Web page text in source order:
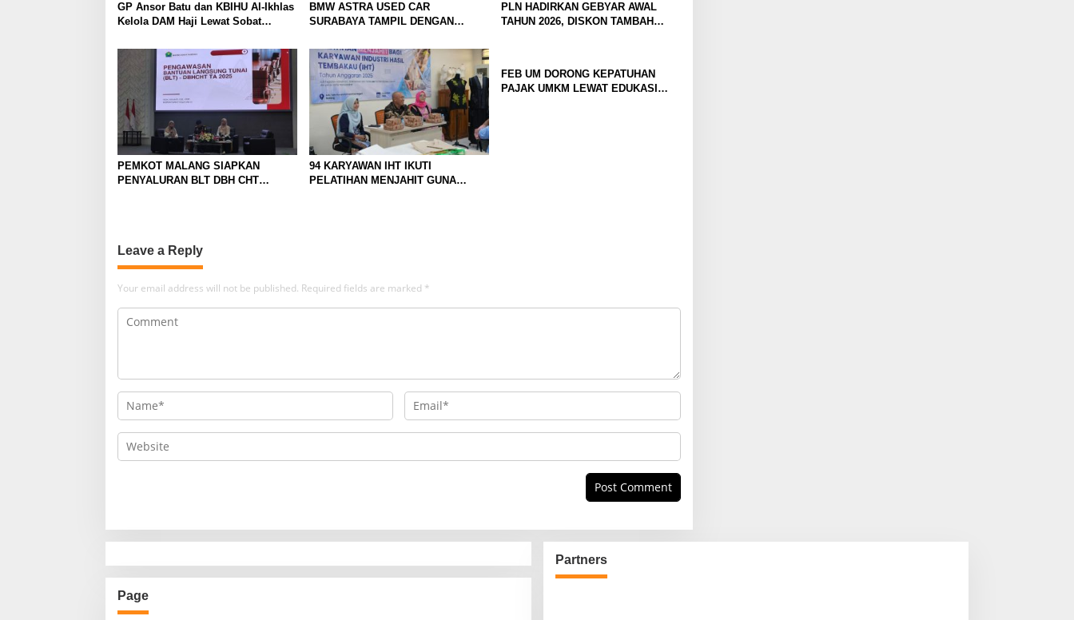
GP Ansor Batu dan KBIHU Al-Ikhlas
Kelola DAM Haji Lewat Sobat
BMW ASTRA USED CAR
SURABAYA TAMPIL DENGAN
PELANGGAN DI JATIM DENGAN
FASILITAS PREMIUM
PLN HADIRKAN GEBYAR AWAL
TAHUN 2026, DISKON TAMBAH
PEMKOT MALANG SIAPKAN
PENYALURAN BLT DBH CHT
94 KARYAWAN IHT IKUTI
PELATIHAN MENJAHIT GUNA
FEB UM DORONG KEPATUHAN
PAJAK UMKM LEWAT EDUKASI
Leave a Reply
Your email address will not be published. Required fields are marked *
Page
Partners